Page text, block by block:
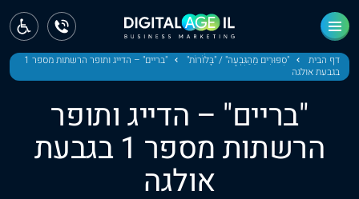
דף הבית "סִפּוּרִים מֵהַגִּבְעָה" / "בָּלֹוֹרוֹת"
"בריים" – הדייג ותופר הרשתות מספר 1
בגבעת אולגה
"בריים" – הדייג ותופר
הרשתות מספר 1 בגבעת
אולגה
ראשי
חדשות
מחוז חיפה
מחוז מרכז